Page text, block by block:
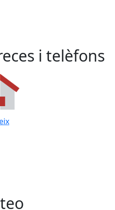
i telèfons